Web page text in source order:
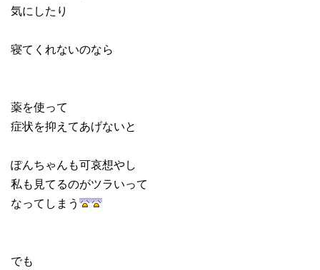
気にしたり
寝てくれないのなら
薬を使って
症状を抑えてあげないと
ぽんちゃんも可哀想やし
私も見てるのがツラいって
なってしまう
でも